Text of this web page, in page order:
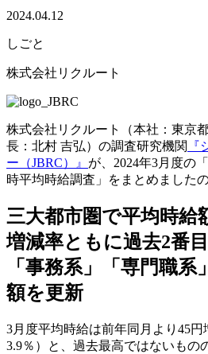
2024.04.12
しごと
株式会社リクルート
株式会社リクルート（本社：東京
長：北村 吉弘）の調査研究機関
ー（JBRC）』 が、2024年3月度の
時平均時給調査」をまとめました
三大都市圏で平均時給
増減率ともに過去2番
「事務系」「専門職
額を更新
3月度平均時給は前年同月より45円
3.9％）と、過去最高ではないもの